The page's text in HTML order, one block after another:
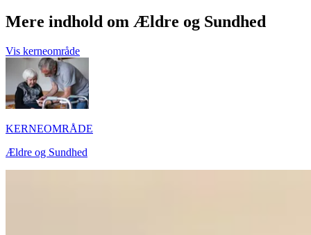
Mere indhold om Ældre og Sundhed
Vis kerneområde
KERNEOMRÅDE
Ældre og Sundhed